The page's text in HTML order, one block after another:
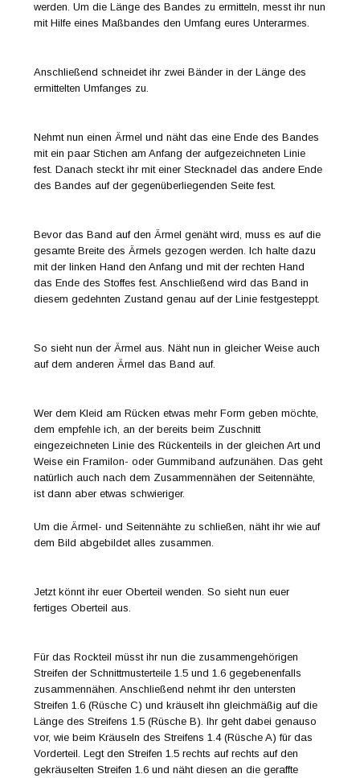
werden. Um die Länge des Bandes zu ermitteln, messt ihr nun
mit Hilfe eines Maßbandes den Umfang eures Unterarmes.
Anschließend schneidet ihr zwei Bänder in der Länge des
ermittelten Umfanges zu.
Nehmt nun einen Ärmel und näht das eine Ende des Bandes
mit ein paar Stichen am Anfang der aufgezeichneten Linie
fest. Danach steckt ihr mit einer Stecknadel das andere Ende
des Bandes auf der gegenüberliegenden Seite fest.
Bevor das Band auf den Ärmel genäht wird, muss es auf die
gesamte Breite des Ärmels gezogen werden. Ich halte dazu
mit der linken Hand den Anfang und mit der rechten Hand
das Ende des Stoffes fest. Anschließend wird das Band in
diesem gedehnten Zustand genau auf der Linie festgesteppt.
So sieht nun der Ärmel aus. Näht nun in gleicher Weise auch
auf dem anderen Ärmel das Band auf.
Wer dem Kleid am Rücken etwas mehr Form geben möchte,
dem empfehle ich, an der bereits beim Zuschnitt
eingezeichneten Linie des Rückenteils in der gleichen Art und
Weise ein Framilon- oder Gummiband aufzunähen. Das geht
natürlich auch nach dem Zusammennähen der Seitennähte,
ist dann aber etwas schwieriger.
Um die Ärmel- und Seitennähte zu schließen, näht ihr wie auf
dem Bild abgebildet alles zusammen.
Jetzt könnt ihr euer Oberteil wenden. So sieht nun euer
fertiges Oberteil aus.
Für das Rockteil müsst ihr nun die zusammengehörigen
Streifen der Schnittmusterteile 1.5 und 1.6 gegebenenfalls
zusammennähen. Anschließend nehmt ihr den untersten
Streifen 1.6 (Rüsche C) und kräuselt ihn gleichmäßig auf die
Länge des Streifens 1.5 (Rüsche B). Ihr geht dabei genauso
vor, wie beim Kräuseln des Streifens 1.4 (Rüsche A) für das
Vorderteil. Legt den Streifen 1.5 rechts auf rechts auf den
gekräuselten Streifen 1.6 und näht diesen an die geraffte